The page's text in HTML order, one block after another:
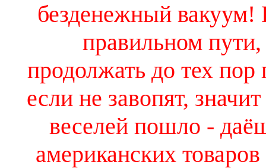
безденежный вакуум!
правильном пути,
продолжать до тех пор
если не завопят,
веселей пошло -
американских